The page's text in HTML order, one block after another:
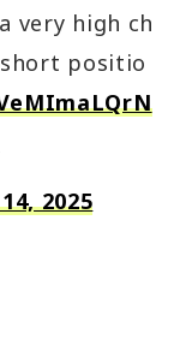
very high ch
short positio
2025